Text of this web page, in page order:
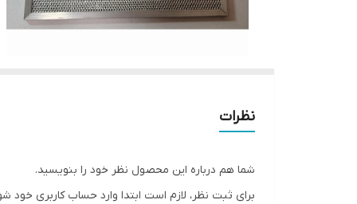
نظرات
شما هم درباره این محصول نظر خود را بنویسید.
برای ثبت نظر، لازم است ابتدا وارد حساب کاربری خود